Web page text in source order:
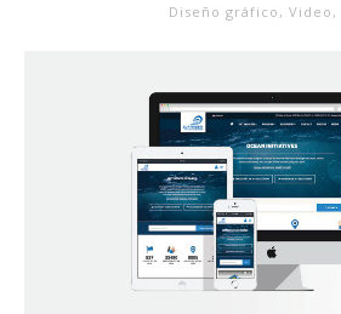
Diseño gráfico , Video ,